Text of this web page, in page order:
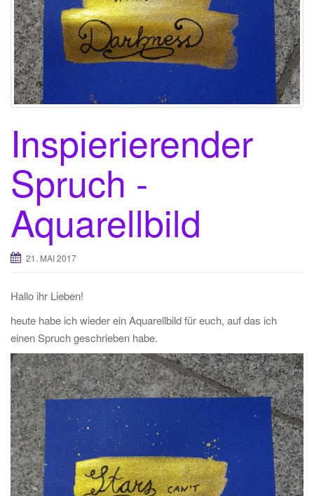
Inspierierender
Spruch -
Aquarellbild
21. MAI 2017
Hallo ihr Lieben!
heute habe ich wieder ein Aquarellbild für euch, auf das ich
einen Spruch geschrieben habe.